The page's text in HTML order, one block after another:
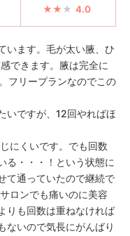
4.0
います。毛が太い腋、ひ
できます。腋は完全に
フリープランなのでこの
いですが、12回やればほ
にくいです。でも回数
る・・・！という状態に
て通っていたので継続で
ロンでも痛いのに美容
りも回数は重ねなければ
ないので気長にがんばり